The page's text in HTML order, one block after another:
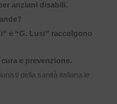
anziani disabili.
e “G. Lusi” raccolgono
e prevenzione.
della sanità italiana le